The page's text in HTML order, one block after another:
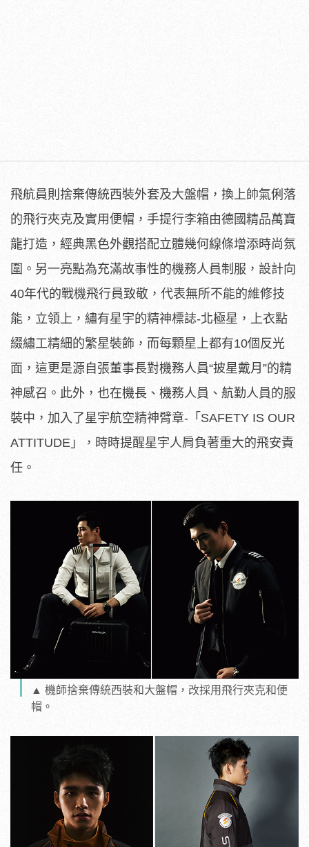
飛航員則捨棄傳統西裝外套及大盤帽，換上帥氣俐落
的飛行夾克及實用便帽，手提行李箱由德國精品萬寶
龍打造，經典黑色外觀搭配立體幾何線條增添時尚氛
圍。另一亮點為充滿故事性的機務人員制服，設計向
40年代的戰機飛行員致敬，代表無所不能的維修技
能，立領上，繡有星宇的精神標誌-北極星，上衣點
綴繡工精細的繁星裝飾，而每顆星上都有10個反光
面，這更是源自張董事長對機務人員“披星戴月”的精
神感召。此外，也在機長、機務人員、航勤人員的服
裝中，加入了星宇航空精神臂章-「SAFETY IS OUR
ATTITUDE」，時時提醒星宇人肩負著重大的飛安責
任。
▲ 機師捨棄傳統西裝和大盤帽，改採用飛行夾克和便
帽。